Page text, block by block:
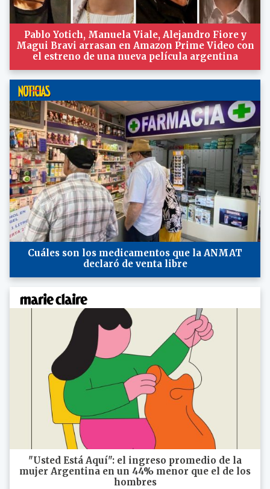
Pablo Yotich, Manuela Viale, Alejandro Fiore y
Magui Bravi arrasan en Amazon Prime Video con
el estreno de una nueva película argentina
Cuáles son los medicamentos que la ANMAT
declaró de venta libre
"Usted Está Aquí": el ingreso promedio de la
mujer Argentina en un 44% menor que el de los
hombres